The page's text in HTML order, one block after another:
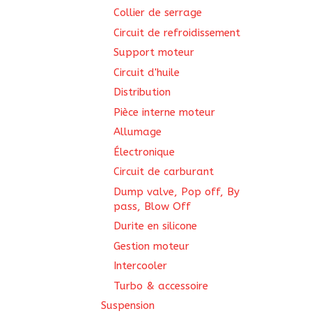
Collier de serrage
Circuit de refroidissement
Support moteur
Circuit d'huile
Distribution
Pièce interne moteur
Allumage
Électronique
Circuit de carburant
Dump valve, Pop off, By
pass, Blow Off
Durite en silicone
Gestion moteur
Intercooler
Turbo & accessoire
Suspension